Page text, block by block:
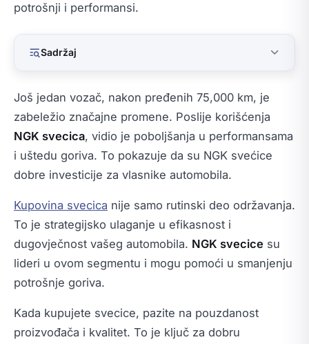
potrošnji i performansi.
Sadržaj
Još jedan vozač, nakon pređenih 75,000 km, je
zabeležio značajne promene. Poslije korišćenja
NGK svecica, vidio je poboljšanja u performansama
i uštedu goriva. To pokazuje da su NGK svećice
dobre investicije za vlasnike automobila.
Kupovina svecica nije samo rutinski deo održavanja.
To je strategijsko ulaganje u efikasnost i
dugovječnost vašeg automobila. NGK svecice su
lideri u ovom segmentu i mogu pomoći u smanjenju
potrošnje goriva.
Kada kupujete svecice, pazite na pouzdanost
proizvođača i kvalitet. To je ključ za dobru